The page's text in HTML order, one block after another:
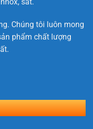
Chúng tôi luôn mong
phẩm chất lượng